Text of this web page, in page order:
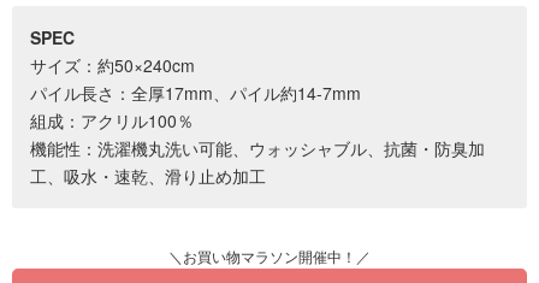
SPEC
サイズ：約50×240cm
パイル長さ：全厚17mm、パイル約14-7mm
組成：アクリル100％
機能性：洗濯機丸洗い可能、ウォッシャブル、抗菌・防臭加
工、吸水・速乾、滑り止め加工